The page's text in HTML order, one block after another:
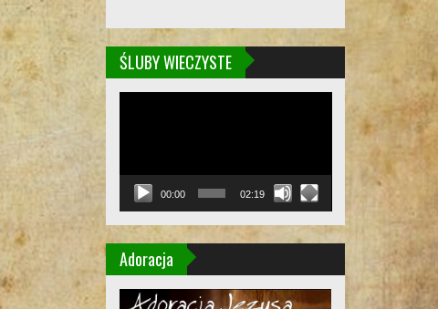
ŚLUBY WIECZYSTE
00:00 02:19
Adoracja